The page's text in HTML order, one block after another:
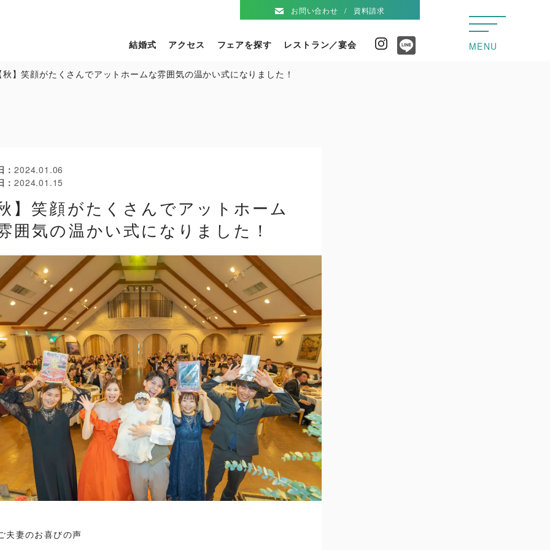
お問い合わせ 資料請求
結婚式 アクセス フェアを探す レストラン／宴会 Instagram MENU
秋】笑顔がたくさんでアットホームな雰囲気の温かい式になりました！
2024.01.06
2024.01.15
】笑顔がたくさんでアットホーム
囲気の温かい式になりました！
夫妻のお喜びの声